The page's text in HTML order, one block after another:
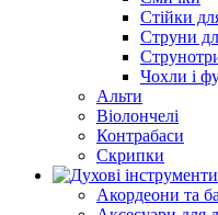
Стійки
Струни
Чохли і
Альти
Віолончелі
Контрабаси
Скрипки
Акордеони та